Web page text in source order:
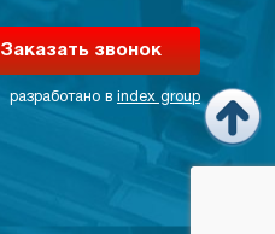
Заказать звонок
разработано в index group